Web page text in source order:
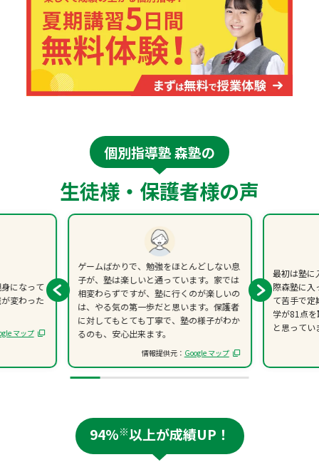
個別指導塾 森塾の
生徒様・保護者様の声
になって
変わった
マップ
ゲームばかりで、勉強をほとんどしない息
子が、塾は楽しいと通っています。家では
相変わらずですが、塾に行くのが楽しいの
は、やる気の第一歩だと思います。保護者
に対してもとても丁寧で、塾の様子がわか
るのも、安心出来ます。
情報提供元： Google マップ
最初は塾に
際森塾に入
て苦手で定
学が81点
と思ってい
94%※以上が成績UP！